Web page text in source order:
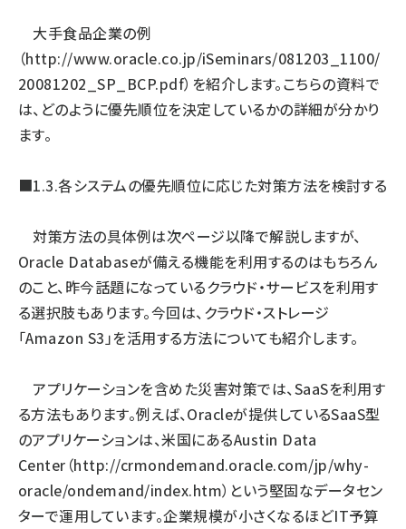
大手食品企業の例
（http://www.oracle.co.jp/iSeminars/081203_1100/
20081202_SP_BCP.pdf）を紹介します。こちらの資料で
は、どのように優先順位を決定しているかの詳細が分かり
ます。
■1.3.各システムの優先順位に応じた対策方法を検討する
対策方法の具体例は次ページ以降で解説しますが、
Oracle Databaseが備える機能を利用するのはもちろん
のこと、昨今話題になっているクラウド・サービスを利用す
る選択肢もあります。今回は、クラウド・ストレージ
「Amazon S3」を活用する方法についても紹介します。
アプリケーションを含めた災害対策では、SaaSを利用す
る方法もあります。例えば、Oracleが提供しているSaaS型
のアプリケーションは、米国にあるAustin Data
Center（http://crmondemand.oracle.com/jp/why-
oracle/ondemand/index.htm）という堅固なデータセン
ターで運用しています。企業規模が小さくなるほどIT予算